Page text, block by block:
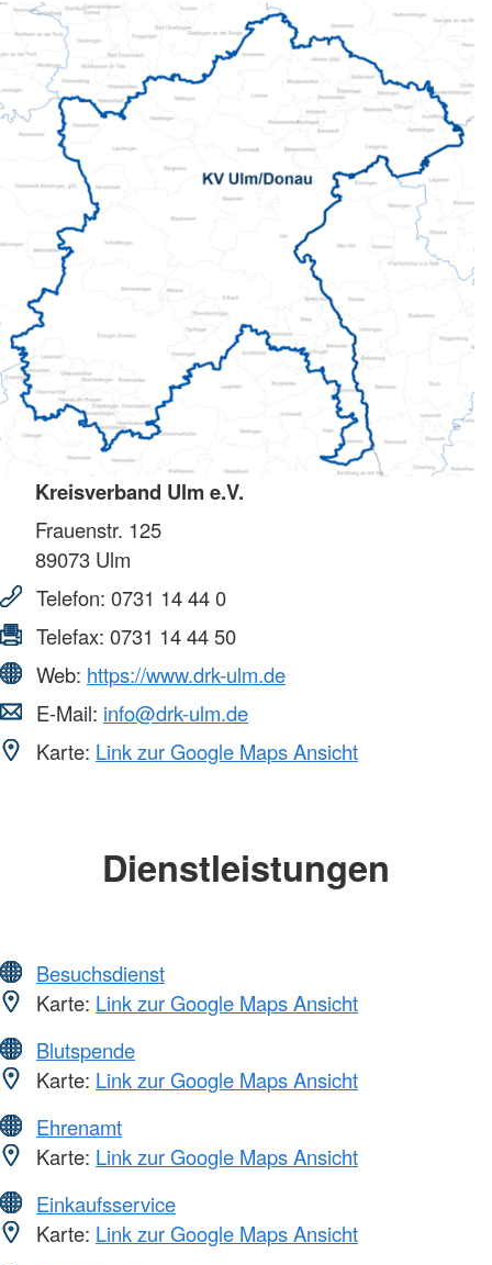
Kreisverband Ulm e.V.
Frauenstr. 125
89073 Ulm
Telefon: 0731 14 44 0
Telefax: 0731 14 44 50
Web: https://www.drk-ulm.de
E-Mail: info@drk-ulm.de
Karte: Link zur Google Maps Ansicht
Dienstleistungen
Besuchsdienst
Karte: Link zur Google Maps Ansicht
Blutspende
Karte: Link zur Google Maps Ansicht
Ehrenamt
Karte: Link zur Google Maps Ansicht
Einkaufsservice
Karte: Link zur Google Maps Ansicht